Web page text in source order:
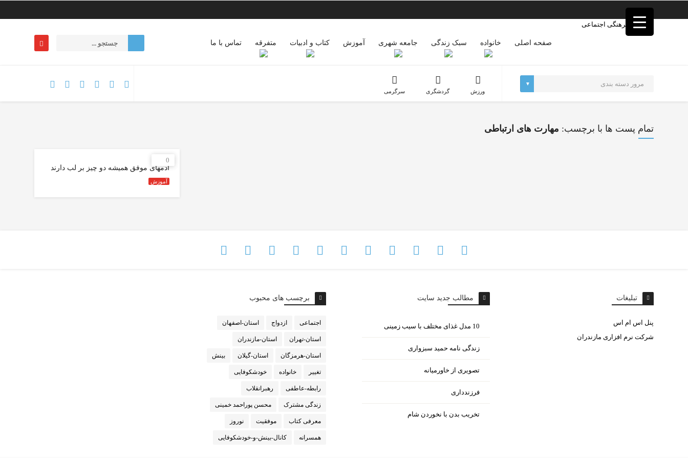
صفحه اصلی خانواده سبک زندگی جامعه شهری آموزش کتاب و ادبیات متفرقه تماس با ما
ورزش گردشگری سرگرمی
تمام پست ها با برچسب: مهارت های ارتباطی
0
آدمهای موفق همیشه دو چیز بر لب دارند
آموزش
برچسب های محبوب
اجتماعی ازدواج استان-اصفهان
استان-تهران استان-مازندران
استان-هرمزگان استان-گیلان بینش
تغییر خانواده خودشکوفایی
رابطه-عاطفی رهبرانقلاب
زندگی مشترک محسن پوراحمد خمینی
معرفی کتاب موفقیت نوروز
همسرانه کانال-بینش-و-خودشکوفایی
مطالب جدید سایت
10 مدل غذای مختلف با سیب زمینی
زندگی نامه حمید سبزواری
تصویری از خاورمیانه
فرزندداری
تخریب بدن با نخوردن شام
تبلیغات
پنل اس ام اس
شرکت نرم افزاری مازندران